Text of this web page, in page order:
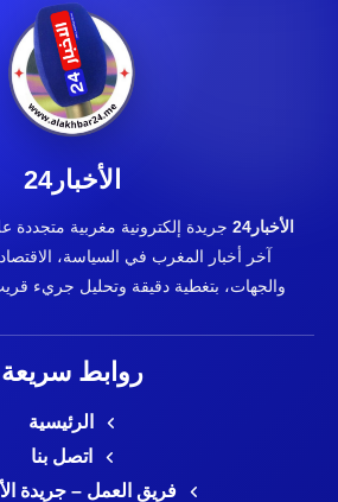
الأخبار24
الأخبار24
جريدة إلكترونية مغربية متجددة
آخر أخبار المغرب في السياسة،
والجهات، بتغطية دقيقة وتحليل جريء
روابط سريعة
الرئيسية
اتصل بنا
فريق العمل – جريدة